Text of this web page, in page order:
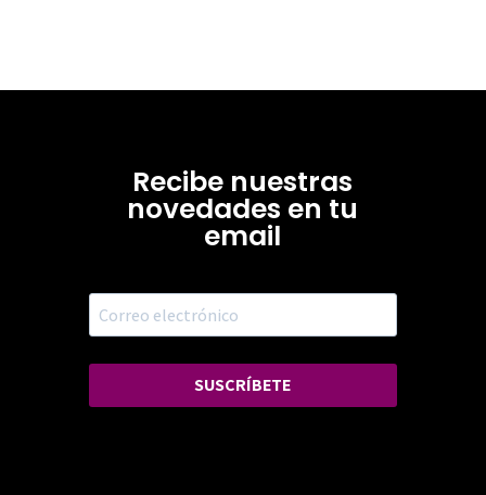
Recibe nuestras
novedades en tu
email
SUSCRÍBETE